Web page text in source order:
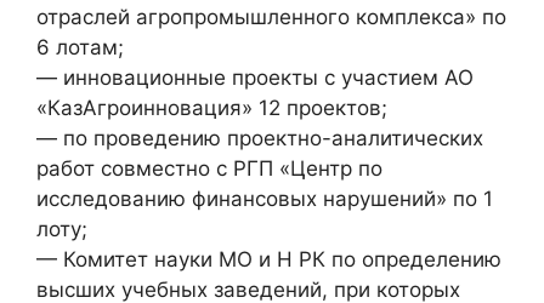
отраслей агропромышленного комплекса» по
6 лотам;
— инновационные проекты с участием АО
«КазАгроинновация» 12 проектов;
— по проведению проектно-аналитических
работ совместно с РГП «Центр по
исследованию финансовых нарушений» по 1
лоту;
— Комитет науки МО и Н РК по определению
высших учебных заведений, при которых